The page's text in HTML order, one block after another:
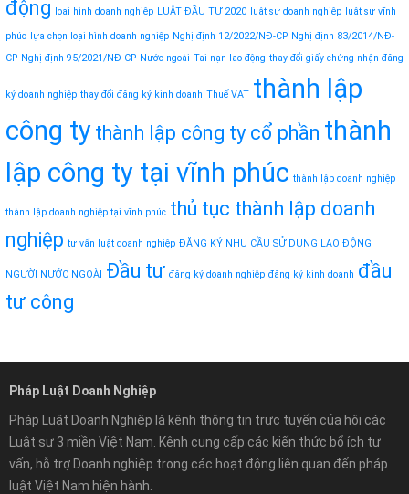
động loại hình doanh nghiệp LUẬT ĐẦU TƯ 2020 luật sư doanh nghiệp luật sư vĩnh
phúc lựa chọn loại hình doanh nghiệp Nghị định 12/2022/NĐ-CP Nghị định 83/2014/NĐ-
CP Nghị định 95/2021/NĐ-CP Nước ngoài Tai nạn lao động thay đổi giấy chứng nhận đăng
ký doanh nghiệp thay đổi đăng ký kinh doanh Thuế VAT thành lập
công ty thành lập công ty cổ phần thành
lập công ty tại vĩnh phúc thành lập doanh nghiệp
thành lập doanh nghiệp tại vĩnh phúc thủ tục thành lập doanh
nghiệp tư vấn luật doanh nghiệp ĐĂNG KÝ NHU CẦU SỬ DỤNG LAO ĐỘNG
NGƯỜI NƯỚC NGOÀI Đầu tư đăng ký doanh nghiệp đăng ký kinh doanh đầu
tư công
Pháp Luật Doanh Nghiệp
Pháp Luật Doanh Nghiệp là kênh thông tin trực tuyến của hội các
Luật sư 3 miền Việt Nam. Kênh cung cấp các kiến thức bổ ích tư
vấn, hỗ trợ Doanh nghiệp trong các hoạt động liên quan đến pháp
luật Việt Nam hiện hành.